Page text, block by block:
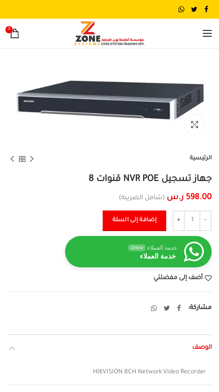
0
الرئيسية
جهاز تسجيل NVR POE قنوات 8
598.00 ر.س (شامل الضريبة)
إضافة إلى السلة
خدمة العملاء Online
خدمة العملاء
أضف إلى مفضلتي
مشاركة
الوصف
HIKVISION 8CH Network Video Recorder